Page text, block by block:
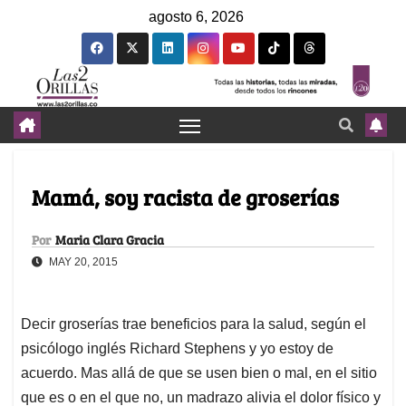
agosto 6, 2026
Mamá, soy racista de groserías
Por Maria Clara Gracia
MAY 20, 2015
Decir groserías trae beneficios para la salud, según el
psicólogo inglés Richard Stephens y yo estoy de
acuerdo. Mas allá de que se usen bien o mal, en el sitio
que es o en el que no, un madrazo alivia el dolor físico y